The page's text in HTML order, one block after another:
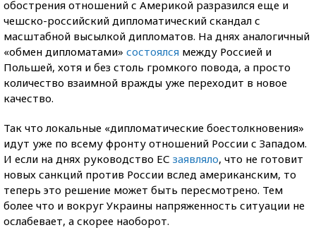
обострения отношений с Америкой разразился еще и
чешско-российский дипломатический скандал с
масштабной высылкой дипломатов. На днях аналогичный
«обмен дипломатами» состоялся между Россией и
Польшей, хотя и без столь громкого повода, а просто
количество взаимной вражды уже переходит в новое
качество.
Так что локальные «дипломатические боестолкновения»
идут уже по всему фронту отношений России с Западом.
И если на днях руководство ЕС заявляло, что не готовит
новых санкций против России вслед американским, то
теперь это решение может быть пересмотрено. Тем
более что и вокруг Украины напряженность ситуации не
ослабевает, а скорее наоборот.